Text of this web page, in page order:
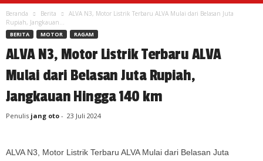
Beranda Berita
ALVA N3, Motor Listrik Terbaru ALVA Mulai dari Belasan Juta
Rupiah, Jangkauan...
BERITA MOTOR RAGAM
ALVA N3, Motor Listrik Terbaru ALVA
Mulai dari Belasan Juta Rupiah,
Jangkauan Hingga 140 km
Penulis jang oto - 23 Juli 2024
ALVA N3, Motor Listrik Terbaru ALVA Mulai dari Belasan Juta